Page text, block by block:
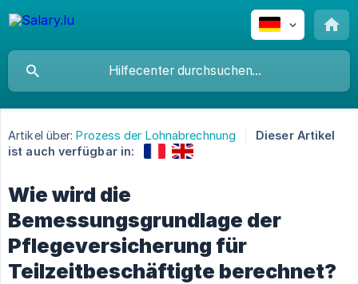
Artikel über: Prozess der Lohnabrechnung
Dieser Artikel
ist auch verfügbar in:
Wie wird die
Bemessungsgrundlage der
Pflegeversicherung für
Teilzeitbeschäftigte berechnet?